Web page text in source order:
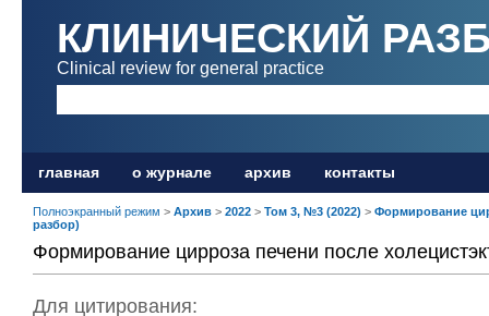
КЛИНИЧЕСКИЙ
Clinical review for general practice
главная о журнале архив контакты
Полноэкранный режим > Архив > 2022 > Том 3, №3 (2022) > Формирование
разбор)
Формирование цирроза печени после
Для цитирования: